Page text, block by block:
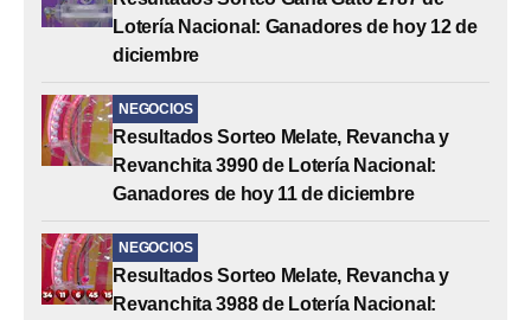
Lotería Nacional: Ganadores de hoy 12 de
diciembre
NEGOCIOS
Resultados Sorteo Melate, Revancha y
Revanchita 3990 de Lotería Nacional:
Ganadores de hoy 11 de diciembre
NEGOCIOS
Resultados Sorteo Melate, Revancha y
Revanchita 3988 de Lotería Nacional: